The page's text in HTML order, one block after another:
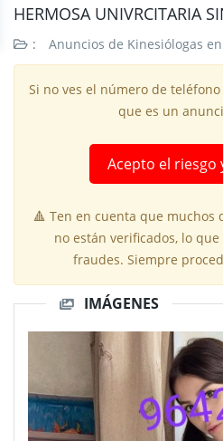
HERMOSA UNIVRCITARIA
: Anuncios de Kinesiólogas
Si no ves el número de
que es un
Acepto el riesgo
🔺 Ten en cuenta que muchos
no están verificados, lo
fraudes. Siempre
IMÁGENES